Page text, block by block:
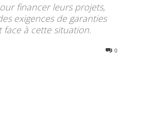
financer leurs projets,
exigences de garanties
à cette situation.
0